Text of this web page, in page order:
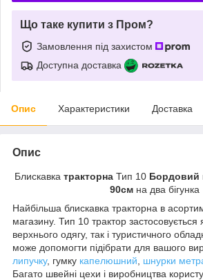
Що таке купити з Пром?
Замовлення під захистом
Доступна доставка
Опис Характеристики Доставка
Опис
Блискавка тракторна Тип 10 Бордовий
90см на два бігунка
Найбільша блискавка тракторна в
магазину. Тип 10 трактор
верхнього одягу, так і туристичного
може допомогти підібрати для вашого
липучку, гумку капелюшний шнурки
Багато швейні цехи і виробництва